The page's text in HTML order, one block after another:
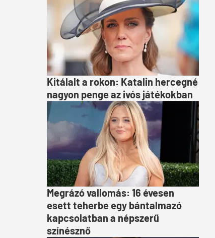
Kitálalt a rokon: Katalin hercegné
nagyon penge az ivós játékokban
Megrázó vallomás: 16 évesen
esett teherbe egy bántalmazó
kapcsolatban a népszerű
színésznő